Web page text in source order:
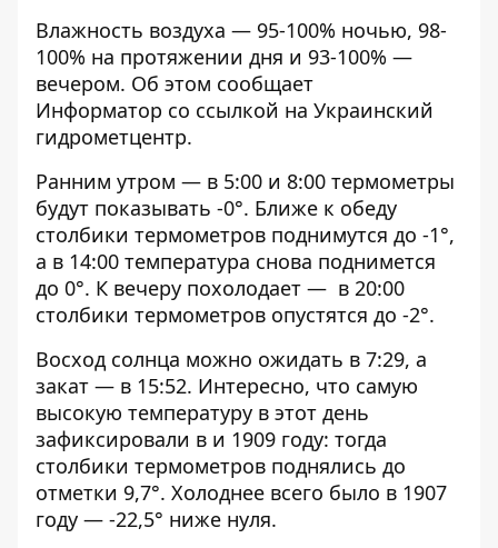
Влажность воздуха — 95-100% ночью, 98-
100% на протяжении дня и 93-100% —
вечером. Об этом сообщает
Информатор со ссылкой на Украинский
гидрометцентр.
Ранним утром — в 5:00 и 8:00 термометры
будут показывать -0°. Ближе к обеду
столбики термометров поднимутся до -1°,
а в 14:00 температура снова поднимется
до 0°. К вечеру похолодает — в 20:00
столбики термометров опустятся до -2°.
Восход солнца можно ожидать в 7:29, а
закат — в 15:52. Интересно, что самую
высокую температуру в этот день
зафиксировали в и 1909 году: тогда
столбики термометров поднялись до
отметки 9,7°. Холоднее всего было в 1907
году — -22,5° ниже нуля.